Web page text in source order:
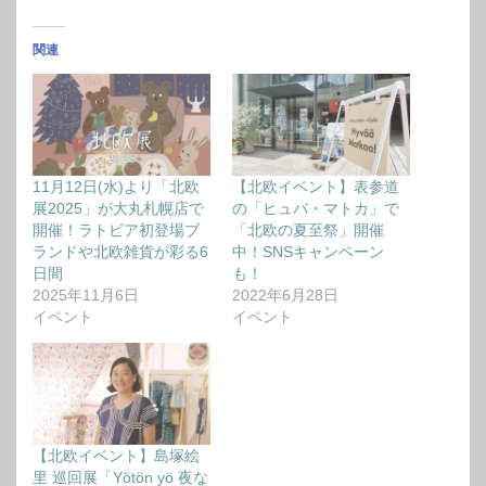
関連
11月12日(水)より「北欧
展2025」が大丸札幌店で
開催！ラトビア初登場ブ
ランドや北欧雑貨が彩る6
日間
2025年11月6日
イベント
【北欧イベント】表参道
の「ヒュバ・マトカ」で
「北欧の夏至祭」開催
中！SNSキャンペーン
も！
2022年6月28日
イベント
【北欧イベント】島塚絵
里 巡回展「Yötön yö 夜な